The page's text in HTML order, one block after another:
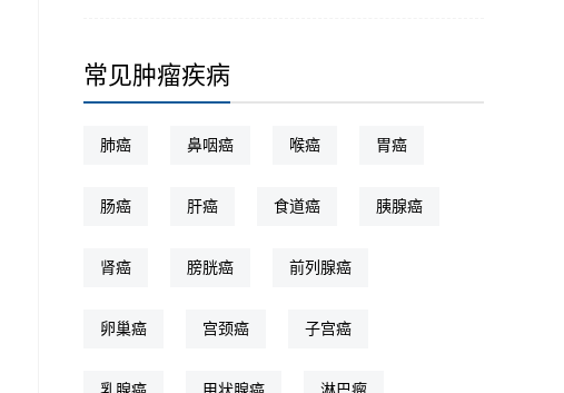
常见肿瘤疾病
肺癌 鼻咽癌 喉癌 胃癌
肠癌 肝癌 食道癌 胰腺癌
肾癌 膀胱癌 前列腺癌
卵巢癌 宫颈癌 子宫癌